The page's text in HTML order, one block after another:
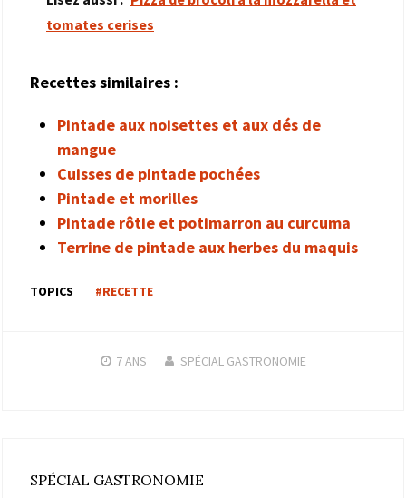
tomates cerises
Recettes similaires :
Pintade aux noisettes et aux dés de
mangue
Cuisses de pintade pochées
Pintade et morilles
Pintade rôtie et potimarron au curcuma
Terrine de pintade aux herbes du maquis
TOPICS #RECETTE
7 ANS SPÉCIAL GASTRONOMIE
SPÉCIAL GASTRONOMIE